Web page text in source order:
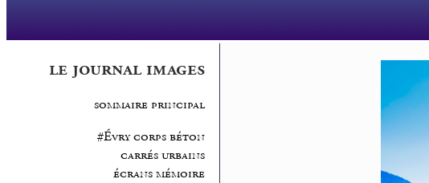
le journal images
sommaire principal
#Évry corps béton
carrés urbains
écrans mémoire